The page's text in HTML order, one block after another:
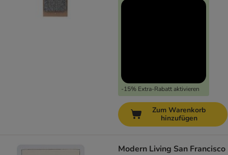
-15% Extra-Rabatt aktivieren
Zum Warenkorb
hinzufügen
Modern Living San Francisco